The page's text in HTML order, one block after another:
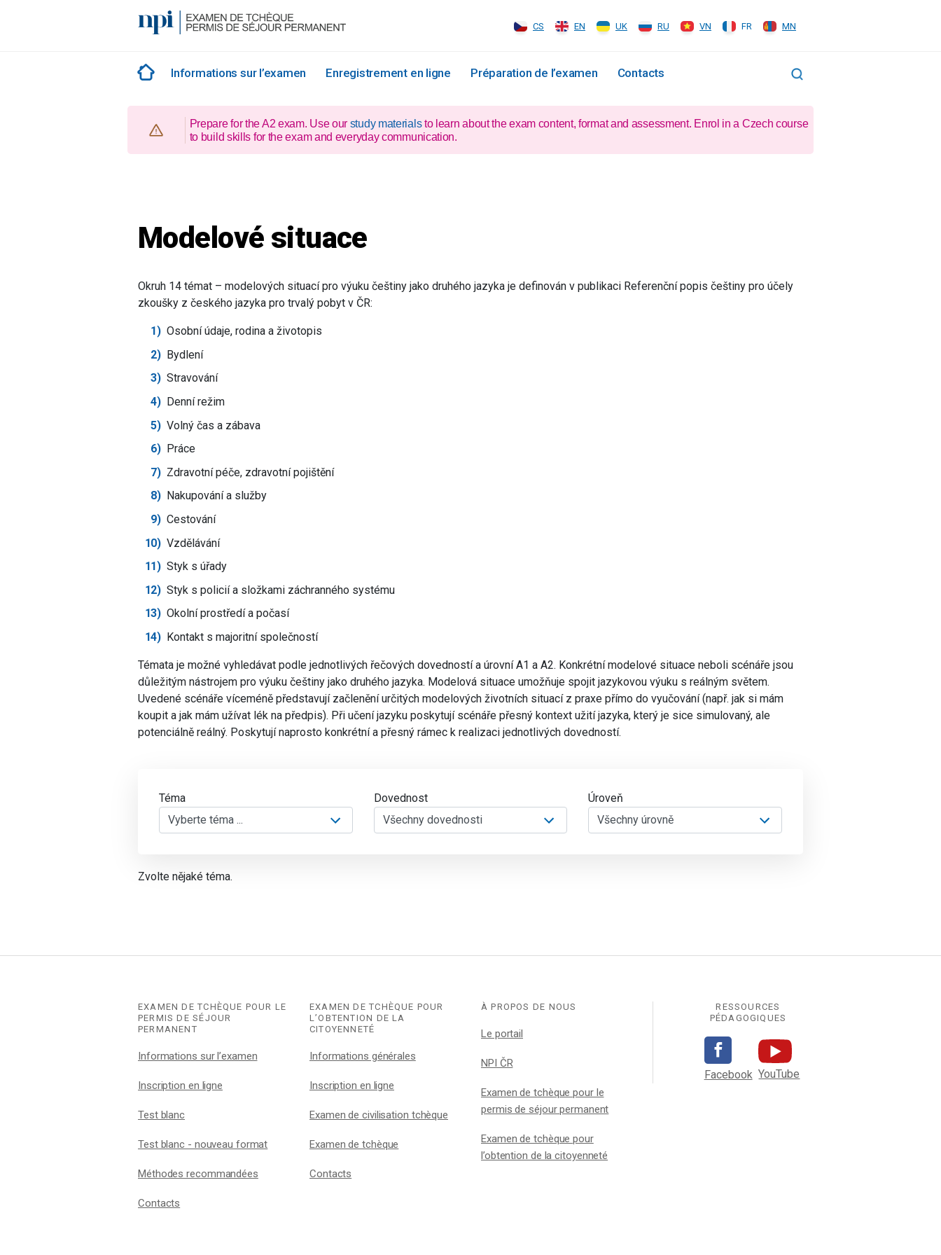
CS EN UK RU VN FR MN
Informations sur l’examen Enregistrement en ligne Préparation de l’examen Contacts
Prepare for the A2 exam. Use our study materialsto learn about the exam content, format and assessment. Enrol in a Czech course
to build skills for the exam and everyday communication.
Modelové situace
Okruh 14 témat – modelových situací pro výuku češtiny jako druhého jazyka je definován v publikaci Referenční popis češtiny pro účely
zkoušky z českého jazyka pro trvalý pobyt v ČR:
Osobní údaje, rodina a životopis
Bydlení
Stravování
Denní režim
Volný čas a zábava
Práce
Zdravotní péče, zdravotní pojištění
Nakupování a služby
Cestování
Vzdělávání
Styk s úřady
Styk s policií a složkami záchranného systému
Okolní prostředí a počasí
Kontakt s majoritní společností
Témata je možné vyhledávat podle jednotlivých řečových dovedností a úrovní A1 a A2. Konkrétní modelové situace neboli scénáře jsou
důležitým nástrojem pro výuku češtiny jako druhého jazyka. Modelová situace umožňuje spojit jazykovou výuku s reálným světem.
Uvedené scénáře víceméně představují začlenění určitých modelových životních situací z praxe přímo do vyučování (např. jak si mám
koupit a jak mám užívat lék na předpis). Při učení jazyku poskytují scénáře přesný kontext užití jazyka, který je sice simulovaný, ale
potenciálně reálný. Poskytují naprosto konkrétní a přesný rámec k realizaci jednotlivých dovedností.
Téma Dovednost Úroveň
Zvolte nějaké téma.
EXAMEN DE TCHÈQUE POUR LE
PERMIS DE SÉJOUR
PERMANENT
Informations sur l’examen
Inscription en ligne
Test blanc
Test blanc - nouveau format
Méthodes recommandées
Contacts
EXAMEN DE TCHÈQUE POUR
L’OBTENTION DE LA
CITOYENNETÉ
Informations générales
Inscription en ligne
Examen de civilisation tchèque
Examen de tchèque
Contacts
À PROPOS DE NOUS
Le portail
NPI ČR
Examen de tchèque pour le
permis de séjour permanent
Examen de tchèque pour
l’obtention de la citoyenneté
RESSOURCES
PÉDAGOGIQUES
Facebook YouTube